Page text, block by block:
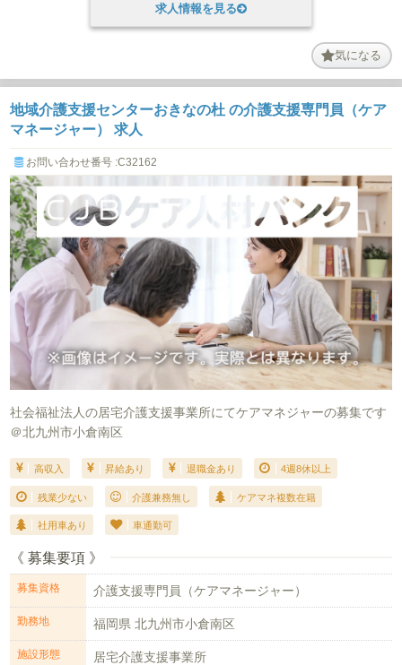
求人情報を見る
気になる
地域介護支援センターおきなの杜 の介護支援専門員（ケア
マネージャー） 求人
お問い合わせ番号 :C32162
社会福祉法人の居宅介護支援事業所にてケアマネジャーの募集です
＠北九州市小倉南区
高収入 昇給あり 退職金あり 4週8休以上
残業少ない 介護兼務無し ケアマネ複数在籍
社用車あり 車通勤可
《 募集要項 》
募集資格 介護支援専門員（ケアマネージャー）
勤務地 福岡県 北九州市小倉南区
施設形態 居宅介護支援事業所